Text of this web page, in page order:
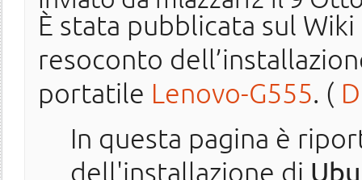
È stata pubblicata sul
resoconto
portatile Lenovo-G555. (
In questa pagina è
dell'installazione di